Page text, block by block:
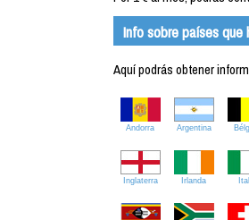
Info sobre países que
Aquí podrás obtener
Andorra Argentina
Inglaterra Irlanda